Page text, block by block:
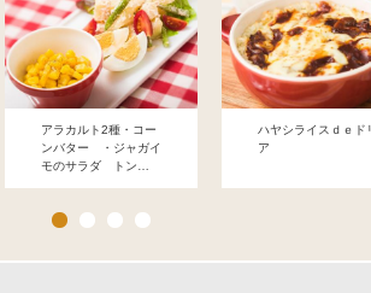
アラカルト2種・コー
ンバター ・ジャガイ
モのサラダ トン…
ハヤシライスｄｅド
ア